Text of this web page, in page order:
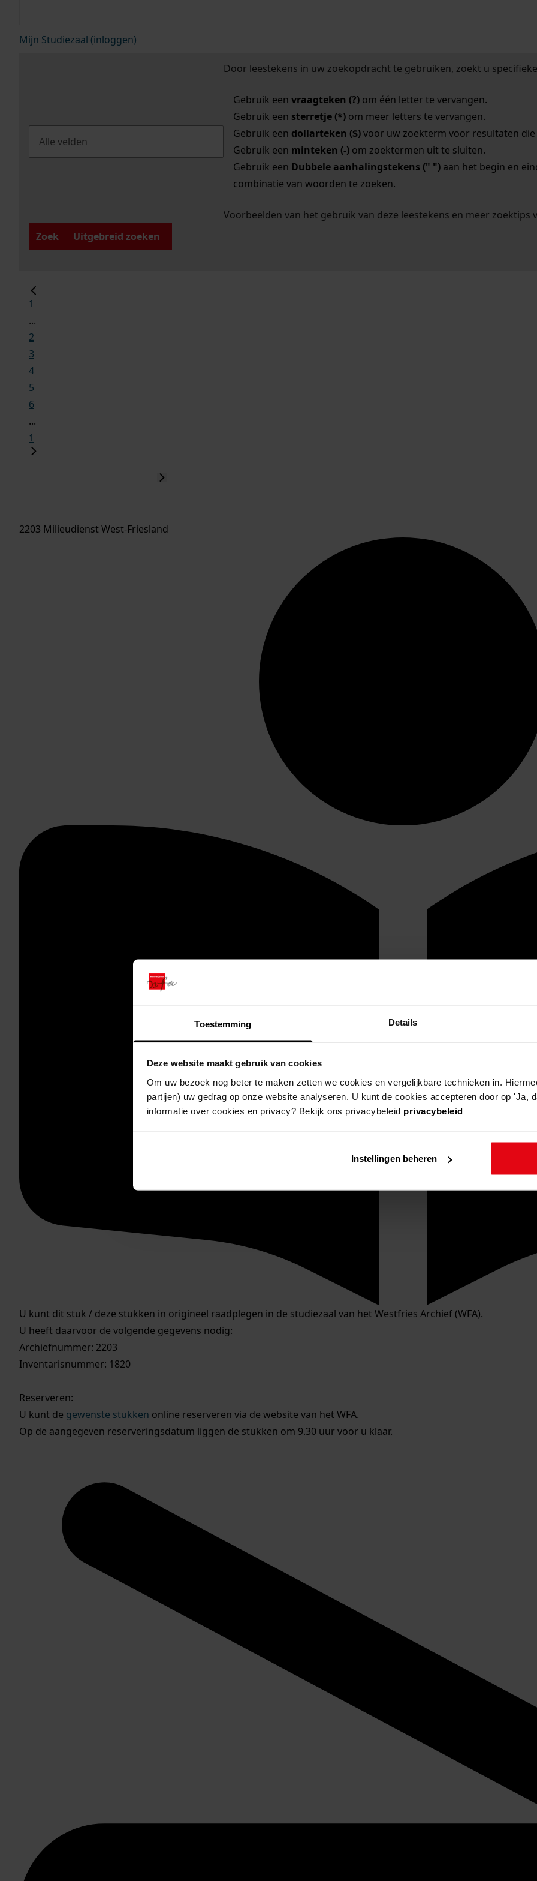
Toestemming Details
Deze website maakt gebruik van cookies
Om uw bezoek nog beter te maken zetten we cookies en vergelijkbare technieken in.
partijen) uw gedrag op onze website analyseren. U kunt de cookies accepteren door op 'Ja,
informatie over cookies en privacy? Bekijk ons privacybeleid privacybeleid
Instellingen beheren
Mijn Studiezaal (inloggen)
Door leestekens in uw zoekopdracht te gebruiken, zoekt u
Gebruik een vraagteken (?)om één letter te vervangen.
Gebruik een sterretje (*)om meer letters te vervangen.
Gebruik een dollarteken ($)voor uw zoekterm voor resultaten die
Gebruik een minteken (-)om zoektermen uit te sluiten.
Gebruik een Dubbele aanhalingstekens (" ")aan het begin en
combinatie van woorden te zoeken.
Voorbeelden van het gebruik van deze leestekens en meer zoektips
Zoek
Uitgebreid zoeken
1
...
2
3
4
5
6
...
1
2203 Milieudienst West-Friesland
U kunt dit stuk / deze stukken in origineel raadplegen in de studiezaal van het Westfries Archief (WFA).
U heeft daarvoor de volgende gegevens nodig:
Archiefnummer: 2203
Inventarisnummer: 1820
Reserveren:
U kunt de gewenste stukken online reserveren via de website van het WFA.
Op de aangegeven reserveringsdatum liggen de stukken om 9.30 uur voor u klaar.